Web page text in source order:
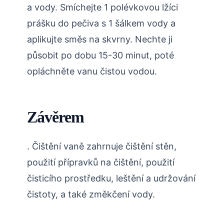
a vody. Smíchejte 1 polévkovou lžíci
prášku do pečiva s 1 šálkem vody a
aplikujte směs na skvrny. Nechte ji
působit po dobu 15-30 minut, poté
opláchněte vanu čistou vodou.
Závěrem
. Čištění vaně zahrnuje čištění stěn,
použití přípravků na čištění, použití
čisticího prostředku, leštění a udržování
čistoty, a také změkčení vody.